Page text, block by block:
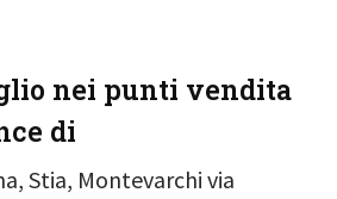
nei punti vendita
di
Stia, Montevarchi via